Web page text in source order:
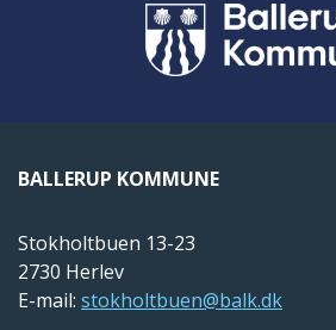
BALLERUP KOMMUNE
Stokholtbuen 13-23
2730 Herlev
E-mail: stokholtbuen@balk.dk​